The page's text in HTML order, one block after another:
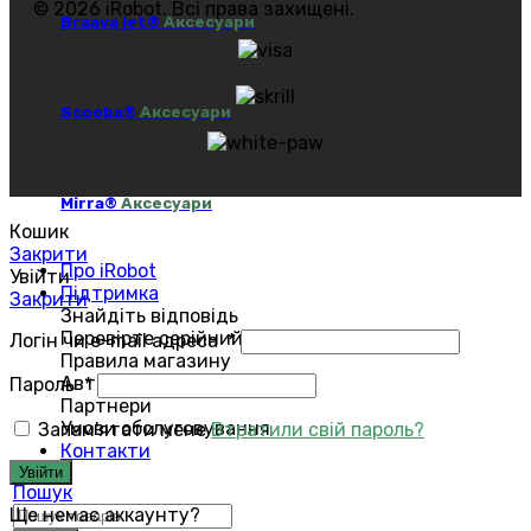
Braava jet® Аксесуари
Scooba® Аксесуари
Mirra®Аксесуари
Про iRobot
Підтримка
Знайдіть відповідь
Перевірте серійний номер
Правила магазину
Авторизований сервіс
Партнери
Умови обслуговування
Контакти
Пошук
© 2026 iRobot. Всі права захищені.
Кошик
Закрити
Увійти
Закрити
Логін чи e-mail адреса*
Пароль*
Запам'ятати мене Втратили свій пароль?
Увійти
Ще немає аккаунту?